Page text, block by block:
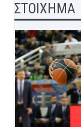
ΣΤΟΙΧΗΜΑ